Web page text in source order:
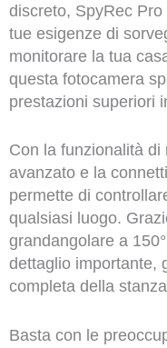
discreto, SpyRec
tue esigenze di
monitorare la tua
questa fotocamera
prestazioni superiori
Con la funzionalità
avanzato e la
permette di
qualsiasi luogo.
grandangolare a
dettaglio importante,
completa della
Basta con le